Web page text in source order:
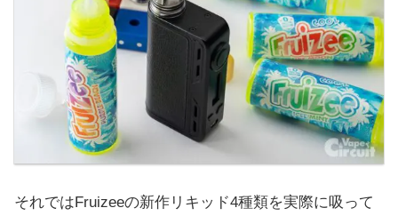
それではFruizeeの新作リキッド4種類を実際に吸って